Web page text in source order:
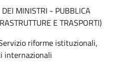
MINISTRI - PUBBLICA
E TRASPORTI)
riforme istituzionali,
internazionali